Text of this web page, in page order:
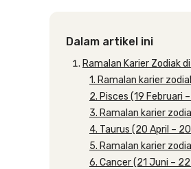
Dalam artikel ini
Ramalan Karier Zodiak
1. Ramalan karier
2. Pisces (19 Februari
3. Ramalan karier
4. Taurus (20 April –
5. Ramalan karier
6. Cancer (21 Juni –